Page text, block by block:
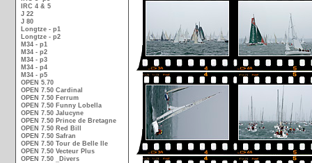
IRC 4 & 5
J 22
J 80
Longtze - p1
Longtze - p2
M34 - p1
M34 - p2
M34 - p3
M34 - p4
M34 - p5
OPEN 5.70
OPEN 7.50 Cardinal
OPEN 7.50 Ferrum
OPEN 7.50 Funny Lobella
OPEN 7.50 Jalucyne
OPEN 7.50 Prince de Bretagne
OPEN 7.50 Red Bill
OPEN 7.50 Safran
OPEN 7.50 Tour de Belle Ile
OPEN 7.50 Vecteur Plus
OPEN 7.50 _Divers